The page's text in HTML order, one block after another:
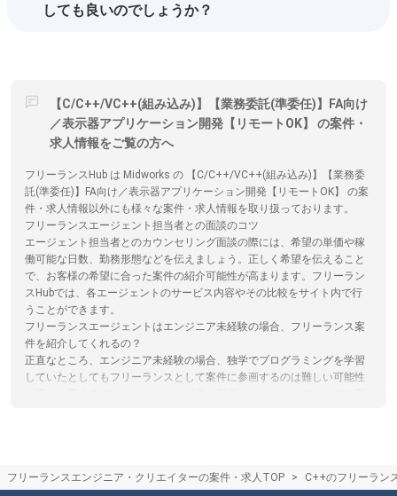
しても良いのでしょうか？
【C/C++/VC++(組み込み)】【業務委託(準委任)】FA向け
／表示器アプリケーション開発【リモートOK】 の案件・
求人情報をご覧の方へ
フリーランスHub は Midworks の 【C/C++/VC++(組み込み)】【業務委
託(準委任)】FA向け／表示器アプリケーション開発【リモートOK】 の案
件・求人情報以外にも様々な案件・求人情報を取り扱っております。
フリーランスエージェント担当者との面談のコツ
エージェント担当者とのカウンセリング面談の際には、希望の単価や稼
働可能な日数、勤務形態などを伝えましょう。正しく希望を伝えること
で、お客様の希望に合った案件の紹介可能性が高まります。フリーラン
スHubでは、各エージェントのサービス内容やその比較をサイト内で行
うことができます。
フリーランスエージェントはエンジニア未経験の場合、フリーランス案
件を紹介してくれるの？
正直なところ、エンジニア未経験の場合、独学でプログラミングを学習
していたとしてもフリーランスとして案件に参画するのは難しい可能性
スキルや言語、稼働可能な日数に特化してフリーランス案件を紹介して
フリーランスエンジニア・クリエイターの案件・求人TOP C++のフリーラン